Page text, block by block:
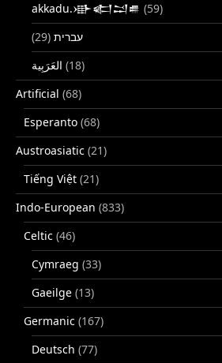
akkadu.𒀝𒅗𒁺𒌑 (59)
עברית (29)
(18)
Artificial (68)
Esperanto (68)
Austroasiatic (21)
Tiếng Việt (21)
Indo-European (833)
Celtic (46)
Cymraeg (33)
Gaeilge (13)
Germanic (167)
Deutsch (77)